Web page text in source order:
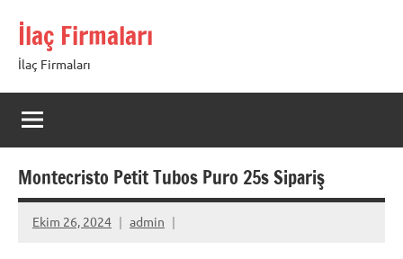
İlaç Firmaları
İlaç Firmaları
Montecristo Petit Tubos Puro 25s Sipariş
Ekim 26, 2024 admin